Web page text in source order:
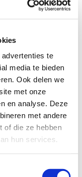
te
media te bieden
Ook delen we
met onze
en analyse. Deze
met andere
of die ze hebben
hun services.
kosten die wij in
mail bedragen
polis. Stelt
bedragen de
. In een
ook reeds
de